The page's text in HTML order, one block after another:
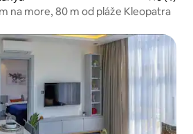
na more, 80 m od pláže Kleopatra